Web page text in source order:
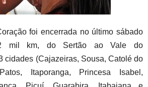
foi encerrada no último sábado
2 mil km, do Sertão ao Vale do
cidades (Cajazeiras, Sousa, Catolé do
Itaporanga, Princesa Isabel,